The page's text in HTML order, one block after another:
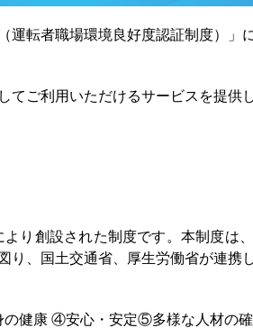
転者職場環境良好度認証制度）」
てご利用いただけるサービスを提供
り創設された制度です。本制度は
、国土交通省、厚生労働省が連携
健康 ④安心・安定⑤多様な人材の確